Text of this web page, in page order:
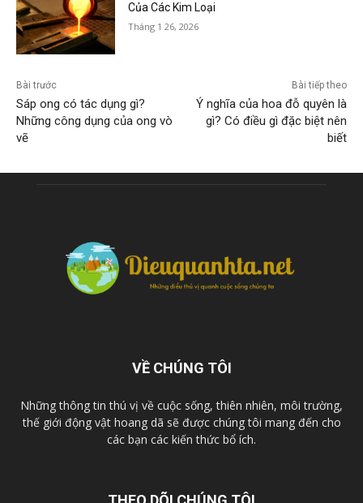
Của Các Kim Loại
Tháng 1 26, 2026
Bài trước
Sáp ong có tác dụng gì?
Những công dụng của ong vò
vẽ
Bài tiếp theo
Ý nghĩa của hoa đỗ quyên là
gì? Có điều gì đặc biệt nên
biết
VỀ CHÚNG TÔI
Những thông tin thú vị về cuộc sống, thiên nhiên, môi trường,
thế giới động vật hoang dã sẽ được chúng tôi mang đến cho
các bạn các kiến thức bổ ích.